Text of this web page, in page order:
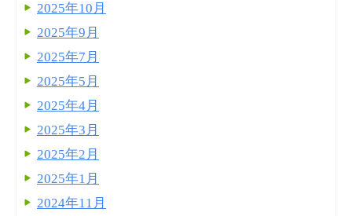
2025年10月
2025年9月
2025年7月
2025年5月
2025年4月
2025年3月
2025年2月
2025年1月
2024年11月